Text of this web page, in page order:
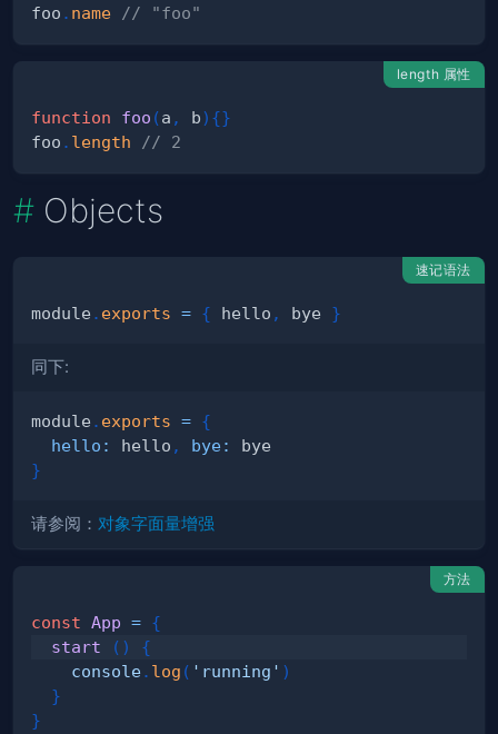
foo . name // "foo"
length 属性
function foo (a , b) {}
foo . length // 2
Objects
速记语法
module . exports = { hello , bye }
同下:
module . exports = {
hello : hello , bye:
}
请参阅： 对象字面量增强
方法
const App = {
start
( )
{
console. log ( 'running' )
}
}